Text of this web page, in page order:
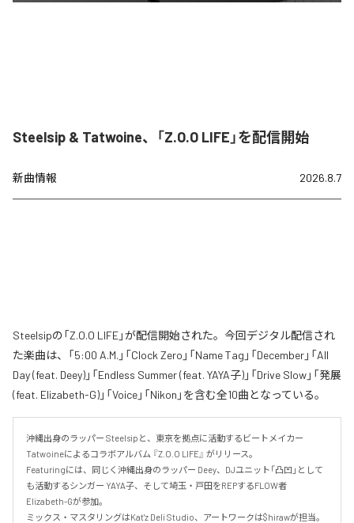
Steelsip & Tatwoine、「Z.O.O LIFE」を配信開始
新曲情報 2026.8.7
Steelsipの「Z.O.O LIFE」が配信開始された。今回デジタル配信され
た楽曲は、「5:00 A.M.」「Clock Zero」「Name Tag」「December」「All
Day (feat. Deey)」「Endless Summer (feat. YAYA子)」「Drive Slow」「発展
(feat. Elizabeth-G)」「Voice」「Nikon」を含む全10曲となっている。
沖縄出身のラッパー Steelsipと、東京を拠点に活動するビートメイカー
Tatwoineによるコラボアルバム 『Z.O.O LIFE』 がリリース。
Featuringには、同じく沖縄出身のラッパー Deey、DJユニット「凸凹」として
も活動するシンガー YAYA子、そして埼玉・戸田をREPするFLOW者
Elizabeth-Gが参加。
ミックス・マスタリングはKat'z Deli Studio、アートワークは$hirawが担当。